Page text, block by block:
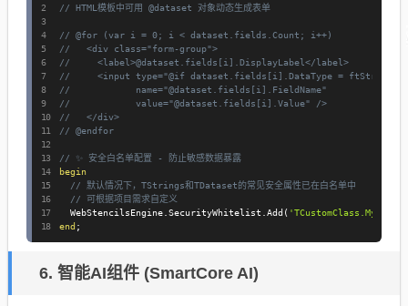
// HTML模板中可用 @dataset 对象动态生成表单
// @for (var i = 0; i < dataset.fields.Count; i++)
//   <div class="form-group">
//     <label>@dataset.fields[i].DisplayLabel</label>
//     <input type="@if dataset.fields[i].DataType = ftString
//            name="@dataset.fields[i].FieldName"
//            value="@dataset.fields[i].Value" />
//   </div>
// @endfor
// ✨ 安全白名单配置 - 防止敏感数据暴露
begin
// 默认情况下，TStrings和TDataset的常见安全属性已在白名单中
// 可根据项目需求自定义
  WebStencilsEngine
SecurityWhitelist Add (
end ;
6. 智能AI组件 (SmartCore AI)